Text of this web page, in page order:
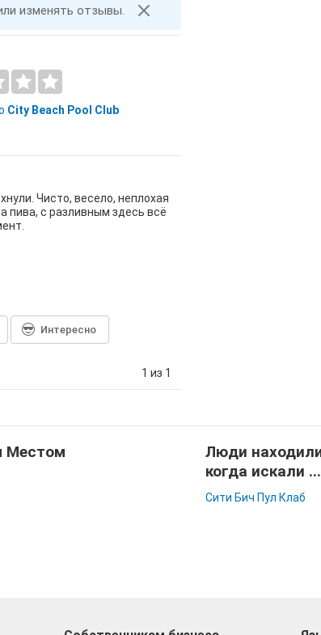
изменять отзывы.
City Beach Pool Club
Чисто, весело, неплохая
пива, с разливным здесь всё
Интересно
1 из 1
Местом
Люди
когда искали ...
Сити Бич Пул Клаб